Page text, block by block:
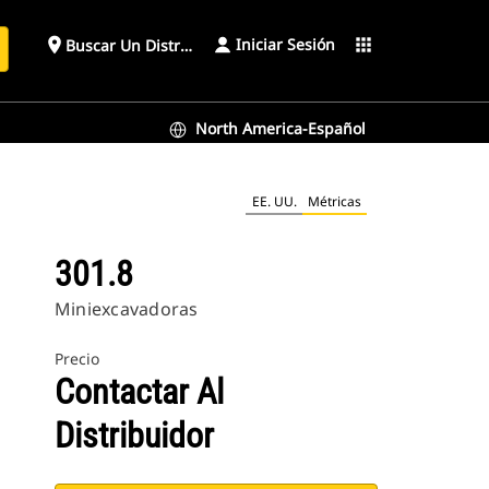
place Buscar Un Distribuidor Iniciar Sesión apps
North America-Español
EE. UU. Métricas
301.8
Miniexcavadoras
Precio
Contactar Al
Distribuidor